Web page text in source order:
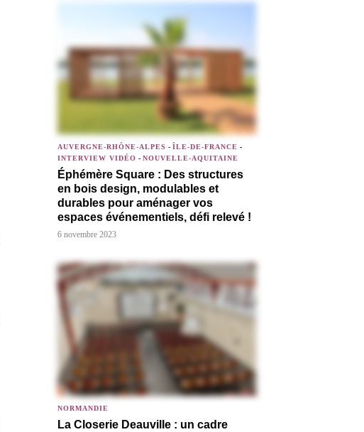
AUVERGNE-RHÔNE-ALPES - ÎLE-DE-FRANCE -
INTERVIEW VIDÉO - NOUVELLE-AQUITAINE
Éphémère Square : Des structures
en bois design, modulables et
durables pour aménager vos
espaces événementiels, défi relevé !
6 novembre 2023
NORMANDIE
La Closerie Deauville : un cadre